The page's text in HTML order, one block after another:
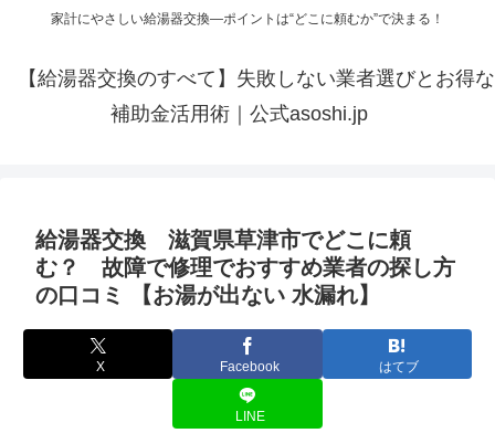
家計にやさしい給湯器交換—ポイントは“どこに頼むか”で決まる！
【給湯器交換のすべて】失敗しない業者選びとお得な
補助金活用術｜公式asoshi.jp
給湯器交換 滋賀県草津市でどこに頼
む？ 故障で修理でおすすめ業者の探し方
の口コミ 【お湯が出ない 水漏れ】
X Facebook はてブ
LINE